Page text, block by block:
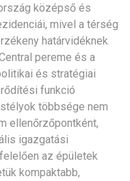
középső és
mivel a térség
határvidéknek
pereme és a
és stratégiai
funkció
többsége nem
ellenőrzőpontként,
igazgatási
az épületek
kompaktabb,